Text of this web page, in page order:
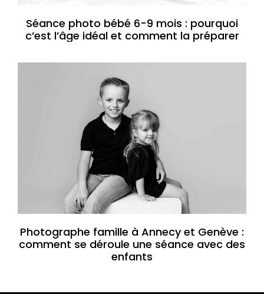
Séance photo bébé 6-9 mois : pourquoi
c’est l’âge idéal et comment la préparer
Photographe famille à Annecy et Genève :
comment se déroule une séance avec des
enfants